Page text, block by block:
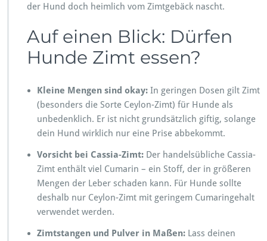
c
der Hund doch heimlich vom Zimtgebäck nascht.
Auf einen Blick: Dürfen
Hunde Zimt essen?
Kleine Mengen sind okay: In geringen Dosen gilt Zimt
(besonders die Sorte Ceylon-Zimt) für Hunde als
unbedenklich. Er ist nicht grundsätzlich giftig, solange
dein Hund wirklich nur eine Prise abbekommt.
Vorsicht bei Cassia-Zimt: Der handelsübliche Cassia-
Zimt enthält viel Cumarin – ein Stoff, der in größeren
Mengen der Leber schaden kann. Für Hunde sollte
deshalb nur Ceylon-Zimt mit geringem Cumaringehalt
verwendet werden.
Zimtstangen und Pulver in Maßen: Lass deinen